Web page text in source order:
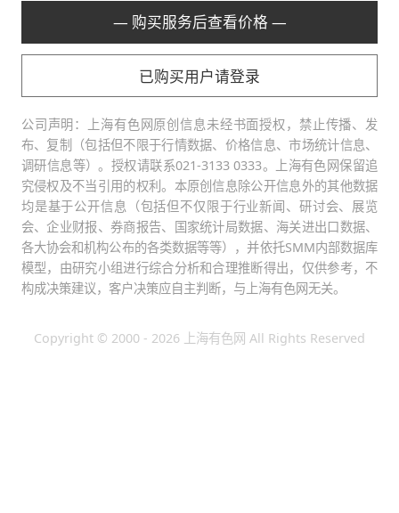
— 购买服务后查看价格 —
已购买用户请登录
公司声明：上海有色网原创信息未经书面授权，禁止传播、发
布、复制（包括但不限于行情数据、价格信息、市场统计信息、
调研信息等）。授权请联系021-3133 0333。上海有色网保留追
究侵权及不当引用的权利。本原创信息除公开信息外的其他数据
均是基于公开信息（包括但不仅限于行业新闻、研讨会、展览
会、企业财报、券商报告、国家统计局数据、海关进出口数据、
各大协会和机构公布的各类数据等等），并依托SMM内部数据库
模型，由研究小组进行综合分析和合理推断得出，仅供参考，不
构成决策建议，客户决策应自主判断，与上海有色网无关。
Copyright © 2000 - 2026 上海有色网 All Rights Reserved